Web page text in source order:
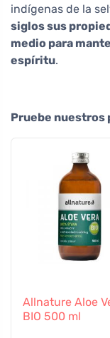
indígenas de la
siglos sus
medio para
espíritu.
Pruebe nuestros
Allnature Aloe
BIO 500 ml